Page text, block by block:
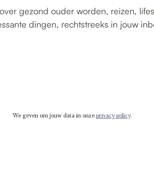
gezond ouder worden, reizen,
dingen, rechtstreeks in jouw
We geven om jouw data in onze privacy policy.